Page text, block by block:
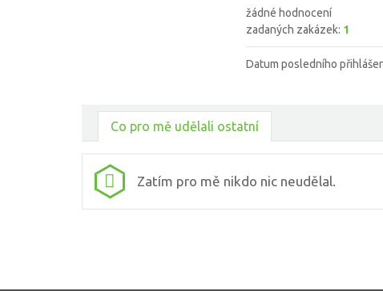
žádné hodnocení
zadaných zakázek: 1
Datum posledního
Co pro mě udělali ostatní
Zatím pro mě nikdo nic neudělal.